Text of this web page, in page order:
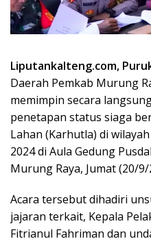
Liputankalteng.com,
Daerah Pemkab Murung
memimpin secara
penetapan status siaga
Lahan (Karhutla) di
2024 di Aula Gedung
Murung Raya, Jumat (20/9/
Acara tersebut dihadiri
jajaran terkait, Kepala
Fitrianul Fahriman dan